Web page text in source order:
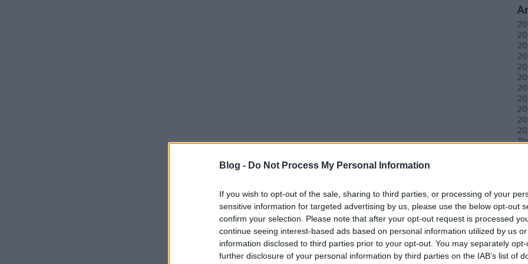
Blog - Do Not Process My Personal Information
If you wish to opt-out of the sale, sharing to third parties, or processing of your
sensitive information for targeted advertising by us, please use the below opt-out
confirm your selection. Please note that after your opt-out request is processed
continue seeing interest-based ads based on personal information utilized by us
information disclosed to third parties prior to your opt-out. You may separately
further disclosure of your personal information by third parties on the IAB’s list of
(